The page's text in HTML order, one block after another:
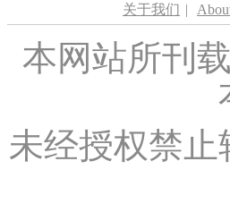
关于我们 |
本网站所刊
未经授权禁